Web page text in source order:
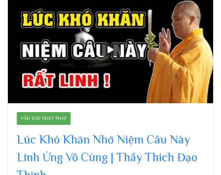
VẤN ĐÁP PHẬT PHÁP
Lúc Khó Khăn Nhớ Niệm Câu Này
Linh Ứng Vô Cùng | Thầy Thích Đạo